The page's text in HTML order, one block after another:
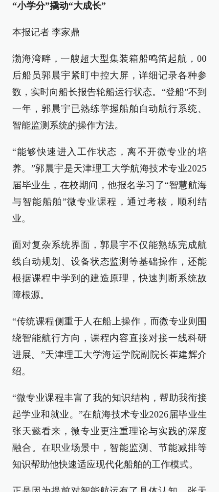
“小学分”撬动“大成长”
本报记者 李家鼎
渤海湾畔，一艘超大型集装箱船鸣笛起航，00
后船员郭晨宇紧盯中控大屏，详细记录各种参
数，实时向船长报告轮船运行状态。“登船”不到
一年，郭晨宇已熟练掌握船舶自动航行系统、
智能监测系统的操作方法。
“能够快速进入工作状态，离不开微专业的培
养。”郭晨宇是天津理工大学航海技术专业2025
届毕业生，在校期间，他报名学习了“智慧航海
与智能船舶”微专业课程，通过考核，顺利结
业。
面对复杂系统界面，郭晨宇不仅能熟练完成航
线自动规划、设备状态监测等基础操作，还能
根据课程中学到的建造原理，快速判断系统故
障根源。
“传统课程侧重于人在船上操作，而微专业则围
绕智能航行方向，课程内容直接对接一线科研
进展。”天津理工大学海运学院副院长崔建辉介
绍。
“微专业课程丰富了我的知识结构，帮助我衔接
起学业和就业。”在航海技术专业2026届毕业生
张天懿看来，微专业更注重理论与实践的深度
融合。在职业场景中，智能监测、节能减排等
知识帮助他快速适应现代化船舶的工作模式。